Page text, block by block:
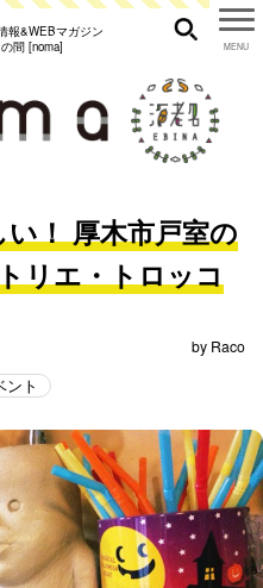
報&WEBマガジン
間 [noma]
！ 厚木市戸室の
リエ・トロッコ
by Raco
ント